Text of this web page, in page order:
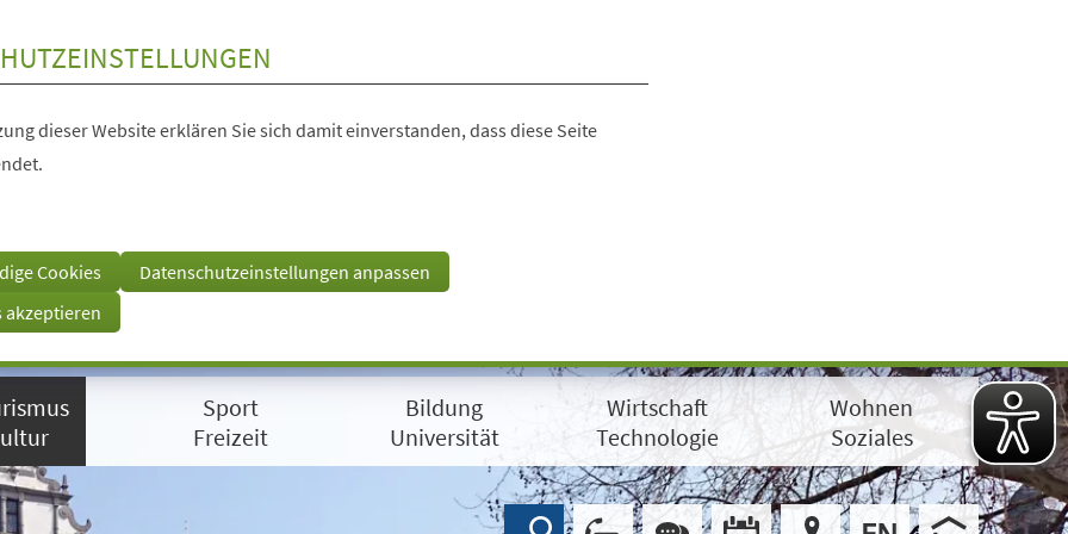
dieser Website erklären Sie sich damit einverstanden, dass diese Seite
Cookies
Datenschutzeinstellungen anpassen
akzeptieren
Sport
Freizeit
Bildung
Universität
Wirtschaft
Technologie
Wohnen
Soziales